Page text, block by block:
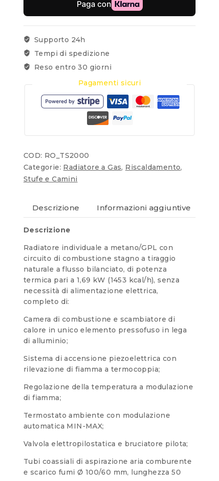
Supporto 24h
Tempi di spedizione
Reso entro 30 giorni
Pagamenti sicuri
COD: RO_TS2000
Categorie: Radiatore a Gas, Riscaldamento,
Stufe e Camini
Descrizione Informazioni aggiuntive
Descrizione
Radiatore individuale a metano/GPL con
circuito di combustione stagno a tiraggio
naturale a flusso bilanciato, di potenza
termica pari a 1,69 kW (1453 kcal/h), senza
necessità di alimentazione elettrica,
completo di:
Camera di combustione e scambiatore di
calore in unico elemento pressofuso in lega
di alluminio;
Sistema di accensione piezoelettrica con
rilevazione di fiamma a termocoppia;
Regolazione della temperatura a modulazione
di fiamma;
Termostato ambiente con modulazione
automatica MIN-MAX;
Valvola elettropilostatica e bruciatore pilota;
Tubi coassiali di aspirazione aria comburente
e scarico fumi Ø 100/60 mm, lunghezza 50